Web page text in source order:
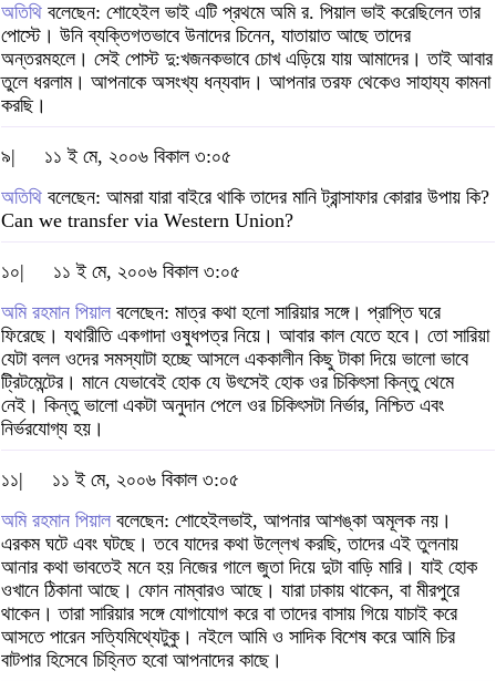
অতিথি বলেছেন: শোহেইল ভাই এটি প্রথমে অমি র. পিয়াল ভাই করেছিলেন তার
পোস্টে। উনি ব্যক্তিগতভাবে উনাদের চিনেন, যাতায়াত আছে তাদের
অন্তরমহলে। সেই পোস্ট দু:খজনকভাবে চোখ এড়িয়ে যায় আমাদের। তাই আবার
তুলে ধরলাম। আপনাকে অসংখ্য ধন্যবাদ। আপনার তরফ থেকেও সাহায্য কামনা
করছি।
৯|
১১ ই মে, ২০০৬ বিকাল ৩:০৫
অতিথি বলেছেন: আমরা যারা বাইরে থাকি তাদের মানি ট্রান্সাফার কোরার উপায় কি?
Can we transfer via Western Union?
১০|
১১ ই মে, ২০০৬ বিকাল ৩:০৫
অমি রহমান পিয়াল বলেছেন: মাত্র কথা হলো সারিয়ার সঙ্গে। প্রাপ্তি ঘরে
ফিরেছে। যথারীতি একগাদা ওষুধপত্র নিয়ে। আবার কাল যেতে হবে। তো সারিয়া
যেটা বলল ওদের সমস্যাটা হচ্ছে আসলে এককালীন কিছু টাকা দিয়ে ভালো ভাবে
ট্রিটমেন্টের। মানে যেভাবেই হোক যে উৎসেই হোক ওর চিকিৎসা কিন্তু থেমে
নেই। কিন্তু ভালো একটা অনুদান পেলে ওর চিকিৎসটা নির্ভার, নিশ্চিত এবং
নির্ভরযোগ্য হয়।
১১|
১১ ই মে, ২০০৬ বিকাল ৩:০৫
অমি রহমান পিয়াল বলেছেন: শোহেইলভাই, আপনার আশঙ্কা অমূলক নয়।
এরকম ঘটে এবং ঘটছে। তবে যাদের কথা উল্লেখ করছি, তাদের এই তুলনায়
আনার কথা ভাবতেই মনে হয় নিজের গালে জুতা দিয়ে দুটা বাড়ি মারি। যাই হোক
ওখানে ঠিকানা আছে। ফোন নাম্বারও আছে। যারা ঢাকায় থাকেন, বা মীরপুরে
থাকেন। তারা সারিয়ার সঙ্গে যোগাযোগ করে বা তাদের বাসায় গিয়ে যাচাই করে
আসতে পারেন সত্যিমিথ্যেটুকু। নইলে আমি ও সাদিক বিশেষ করে আমি চির
বাটপার হিসেবে চিহ্নিত হবো আপনাদের কাছে।